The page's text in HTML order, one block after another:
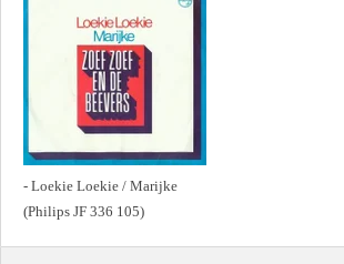
- Loekie Loekie / Marijke
(Philips JF 336 105)